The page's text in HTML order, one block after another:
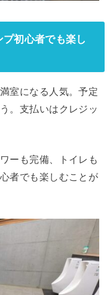
初心者でも楽し
室になる人気。予定
。支払いはクレジッ
ーも完備、トイレも
者でも楽しむことが